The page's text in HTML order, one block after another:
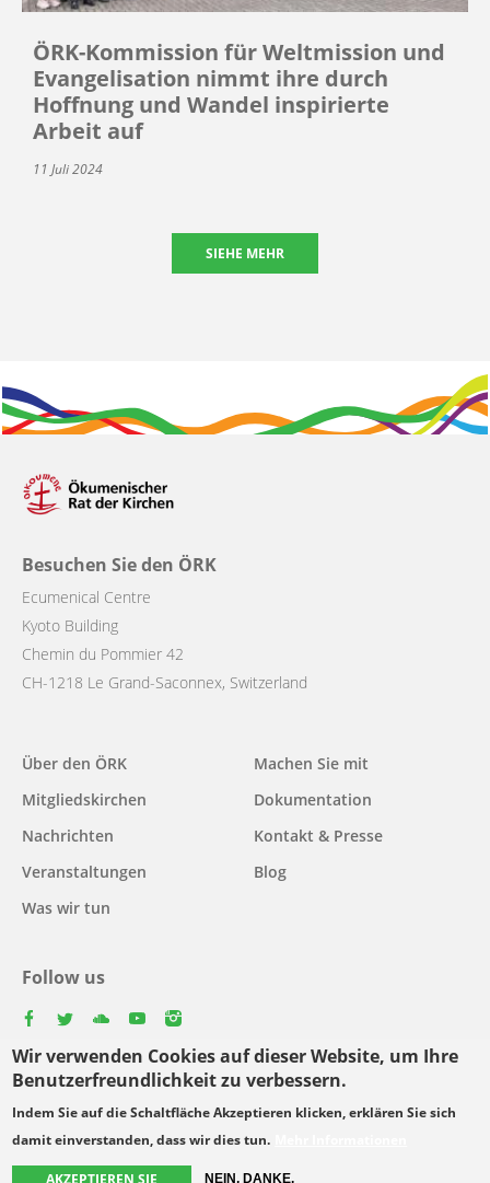
Wir verwenden Cookies auf dieser Website, um Ihre
Benutzerfreundlichkeit zu verbessern.
Indem Sie auf die Schaltfläche Akzeptieren klicken, erklären Sie sich
damit einverstanden, dass wir dies tun.
AKZEPTIEREN SIE NEIN, DANKE.
ÖRK-Kommission für Weltmission und
Evangelisation nimmt ihre durch
Hoffnung und Wandel inspirierte
Arbeit auf
11 Juli 2024
SIEHE MEHR
Besuchen Sie den ÖRK
Ecumenical Centre
Kyoto Building
Chemin du Pommier 42
CH-1218 Le Grand-Saconnex, Switzerland
Main
navigation
Über den ÖRK
Mitgliedskirchen
Nachrichten
Veranstaltungen
Was wir tun
Machen Sie mit
Dokumentation
Kontakt & Presse
Blog
Follow us
Select
your
language
Footer
© Copyright WCC 2026
Bedingungen für die Nutzung
Datenschutzgrundsätze